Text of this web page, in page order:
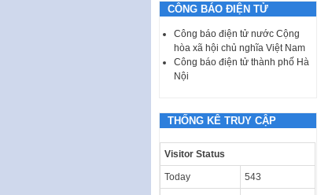
CÔNG BÁO ĐIỆN TỬ
Công báo điện tử nước Cộng
hòa xã hội chủ nghĩa Việt Nam
Công báo điện tử thành phố Hà
Nội
THỐNG KÊ TRUY CẬP
Visitor Status
Today 543